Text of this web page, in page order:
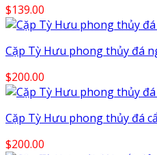
$139.00
Cặp Tỳ Hưu phong thủy đá
$200.00
Cặp Tỳ Hưu phong thủy đá
$200.00